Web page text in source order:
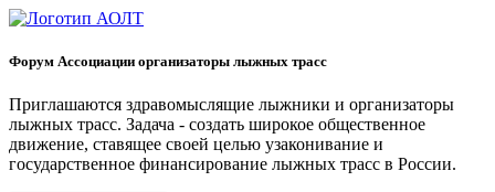
Форум Ассоциации организаторы лыжных трасс
Приглашаются здравомыслящие лыжники и организаторы
лыжных трасс. Задача - создать широкое общественное
движение, ставящее своей целью узаконивание и
государственное финансирование лыжных трасс в России.